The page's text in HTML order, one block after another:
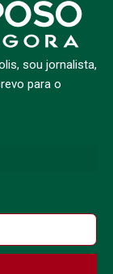
sou jornalista,
para o